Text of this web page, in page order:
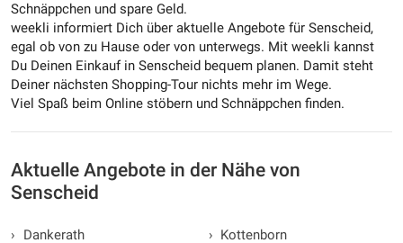
Schnäppchen und spare Geld.
weekli informiert Dich über aktuelle Angebote für Senscheid,
egal ob von zu Hause oder von unterwegs. Mit weekli kannst
Du Deinen Einkauf in Senscheid bequem planen. Damit steht
Deiner nächsten Shopping-Tour nichts mehr im Wege.
Viel Spaß beim Online stöbern und Schnäppchen finden.
Aktuelle Angebote in der Nähe von
Senscheid
›
Dankerath
› Kottenborn